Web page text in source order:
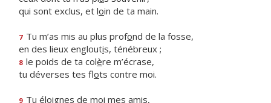
qui sont exclus, et loin de ta main.
7 Tu m’as mis au plus profond de la fosse,
en des lieux engloutis, ténébreux ;
8 le poids de ta colère m’écrase,
tu déverses tes flots contre moi.
9 Tu éloignes de moi mes amis,